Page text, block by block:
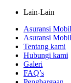
Lain-Lain
Asuransi
Asuransi
Tentang kami
Hubungi kami
Galeri
FAQ’s